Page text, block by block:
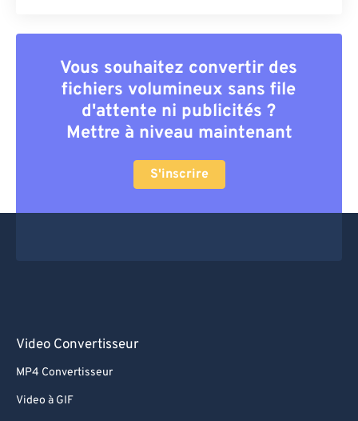
Vous souhaitez convertir des
fichiers volumineux sans file
d'attente ni publicités ?
Mettre à niveau maintenant
S'inscrire
Video Convertisseur
MP4 Convertisseur
Video à GIF